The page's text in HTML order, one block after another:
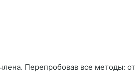
Перепробовав все методы: от